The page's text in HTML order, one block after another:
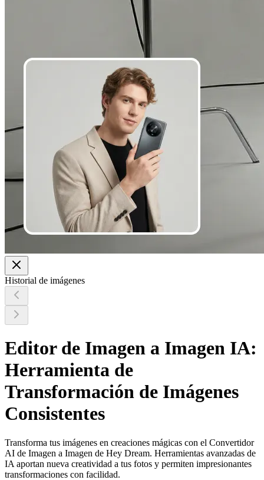
Historial de imágenes
Editor de Imagen a Imagen IA:
Herramienta de
Transformación de Imágenes
Consistentes
Transforma tus imágenes en creaciones mágicas con el Convertidor
AI de Imagen a Imagen de Hey Dream. Herramientas avanzadas de
IA aportan nueva creatividad a tus fotos y permiten impresionantes
transformaciones con facilidad.